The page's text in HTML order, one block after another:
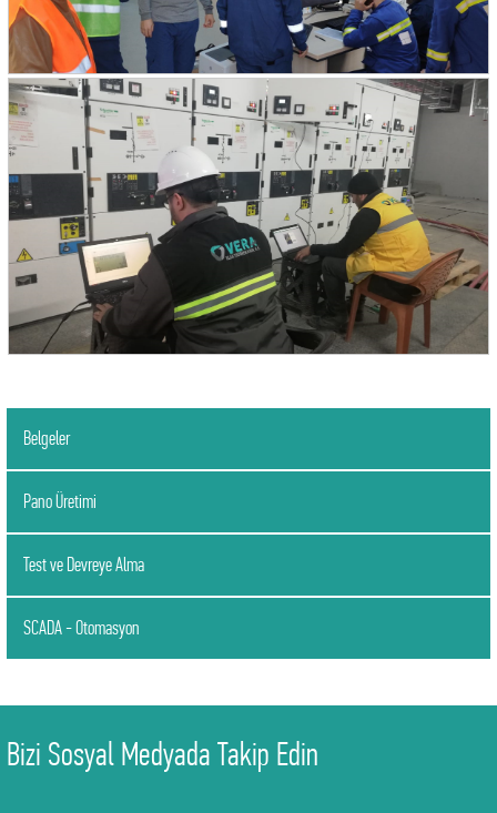
Belgeler
Pano Üretimi
Test ve Devreye Alma
SCADA - Otomasyon
Bizi Sosyal Medyada Takip Edin